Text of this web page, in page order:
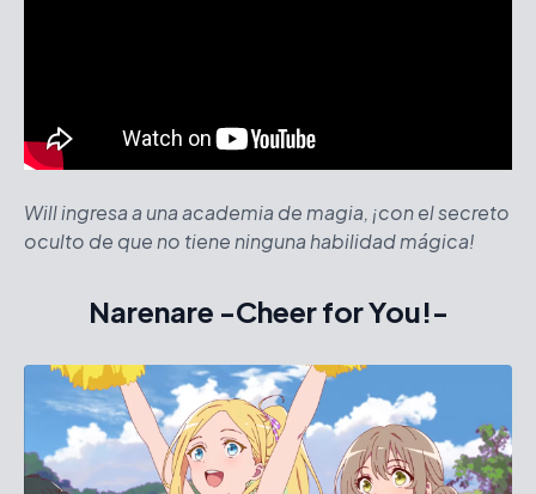
Will ingresa a una academia de magia, ¡con el secreto
oculto de que no tiene ninguna habilidad mágica!
Narenare -Cheer for You!-